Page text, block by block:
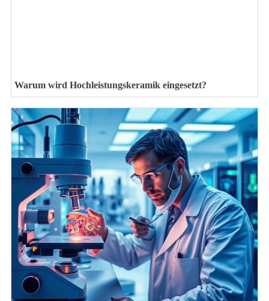
Warum wird Hochleistungskeramik eingesetzt?